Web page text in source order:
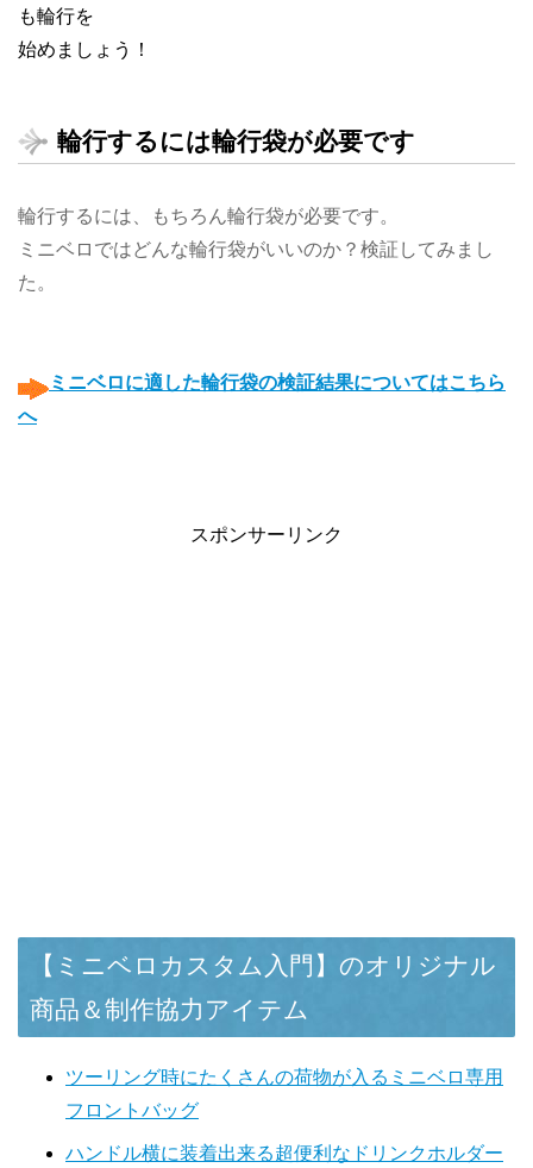
も輪行を
始めましょう！
輪行するには輪行袋が必要です
輪行するには、もちろん輪行袋が必要です。
ミニベロではどんな輪行袋がいいのか？検証してみまし
た。
ミニベロに適した輪行袋の検証結果についてはこちら
へ
スポンサーリンク
【ミニベロカスタム入門】のオリジナル
商品＆制作協力アイテム
ツーリング時にたくさんの荷物が入るミニベロ専用
フロントバッグ
ハンドル横に装着出来る超便利なドリンクホルダー